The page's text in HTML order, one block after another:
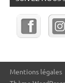
Mentions légales